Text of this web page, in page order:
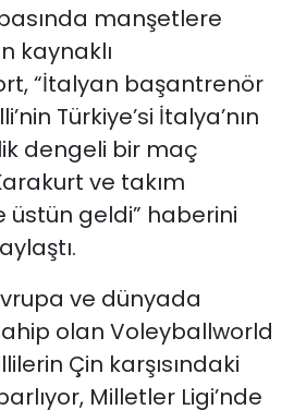
manşetlere
kaynaklı
“İtalyan başantrenör
Türkiye’si İtalya’nın
dengeli bir maç
ve takım
üstün geldi” haberini
ve dünyada
olan Voleyballworld
Çin karşısındaki
Milletler Ligi’nde